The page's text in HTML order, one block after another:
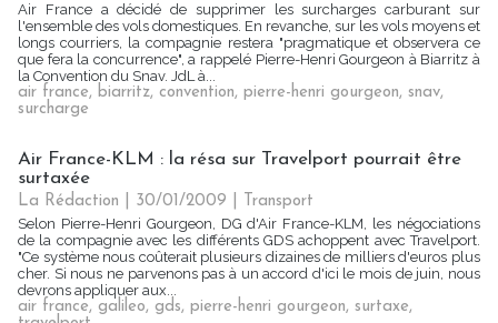
Air France a décidé de supprimer les surcharges carburant sur
l'ensemble des vols domestiques. En revanche, sur les vols moyens et
longs courriers, la compagnie restera "pragmatique et observera ce
que fera la concurrence", a rappelé Pierre-Henri Gourgeon à Biarritz à
la Convention du Snav. JdL à...
air france, biarritz, convention, pierre-henri gourgeon, snav,
surcharge
Air France-KLM : la résa sur Travelport pourrait être
surtaxée
La Rédaction | 30/01/2009
Transport
Selon Pierre-Henri Gourgeon, DG d'Air France-KLM, les négociations
de la compagnie avec les différents GDS achoppent avec Travelport.
"Ce système nous coûterait plusieurs dizaines de milliers d'euros plus
cher. Si nous ne parvenons pas à un accord d'ici le mois de juin, nous
devrons appliquer aux...
air france, galileo, gds, pierre-henri gourgeon, surtaxe,